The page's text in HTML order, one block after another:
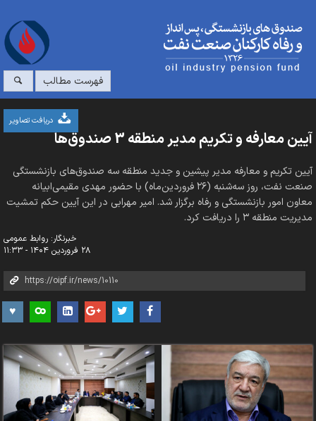
فهرست مطالب
دریافت تصاویر
آیین معارفه و تکریم مدیر منطقه 3 صندوق‌ها
آیین تکریم و معارفه مدیر پیشین و جدید منطقه سه صندوق‌های بازنشستگی
صنعت نفت، روز سه‌شنبه (۲۶ فروردین‌ماه) با حضور مهدی مقیمی‌ابیانه
معاون امور بازنشستگی و رفاه برگزار شد. امیر مهرابی در این آیین حکم تمشیت
مدیریت منطقه ۳ را دریافت کرد.
خبرنگار: روابط عمومی
۲۸ فروردین ۱۴۰۴ - ۱۱:۳۳